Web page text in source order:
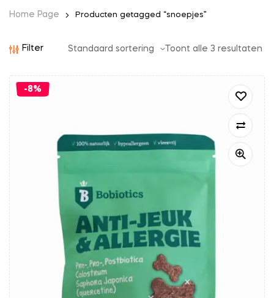
Home Page Producten getagged “snoepjes”
Filter Toont alle 3 resultaten
-8%